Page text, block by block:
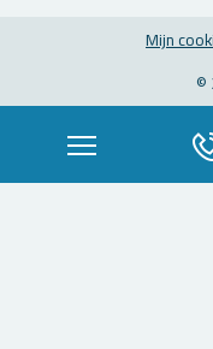
Mijn
©